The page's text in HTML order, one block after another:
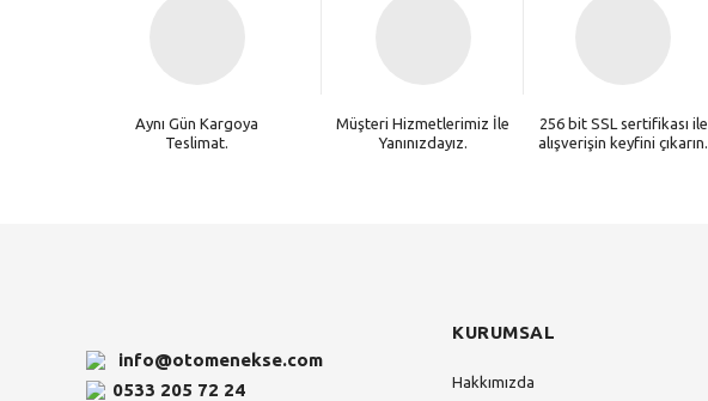
Aynı Gün Kargoya
Teslimat.
Müşteri Hizmetlerimiz İle
Yanınızdayız.
256 bit SSL sertifikası ile
alışverişin keyfini çıkarın.
info@otomenekse.com
0533 205 72 24
KURUMSAL
Hakkımızda